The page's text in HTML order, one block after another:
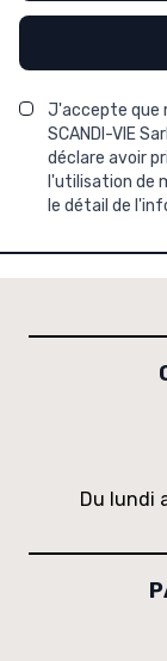
J'accepte que
SCANDI-VIE
déclare avoir
l'utilisation de
le détail de
Du lundi